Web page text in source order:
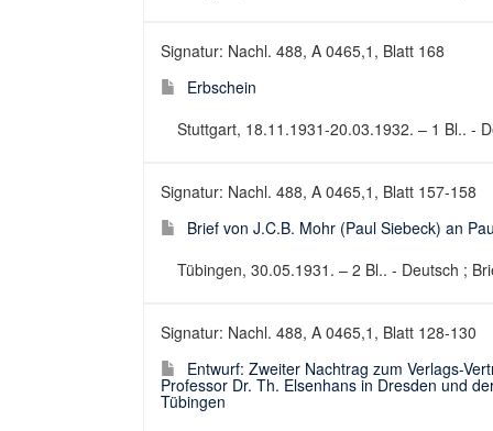
Signatur: Nachl. 488, A 0465,1, Blatt 168
Erbschein
Stuttgart, 18.11.1931-20.03.1932. – 1 Bl.. -
Signatur: Nachl. 488, A 0465,1, Blatt 157-158
Brief von J.C.B. Mohr (Paul Siebeck) an
Tübingen, 30.05.1931. – 2 Bl.. - Deutsch ;
Signatur: Nachl. 488, A 0465,1, Blatt 128-130
Entwurf: Zweiter Nachtrag zum Verlags-
Professor Dr. Th. Elsenhans in Dresden und
Tübingen